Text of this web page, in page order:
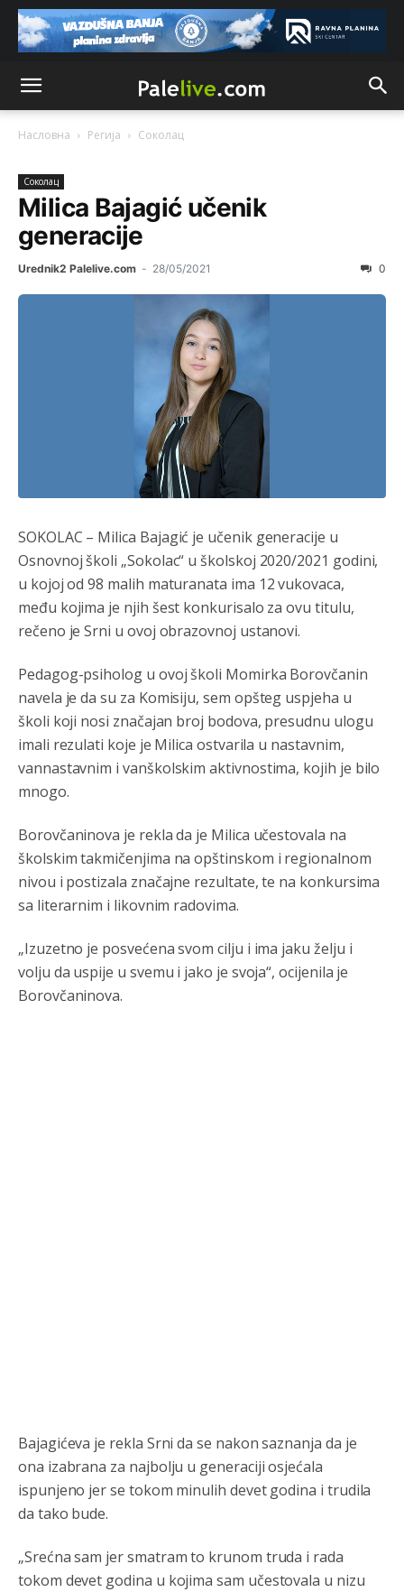
Насловна Регија Соколац
Соколац
Milica Bajagić učenik
generacije
Urednik2 Palelive.com - 28/05/2021 0
SOKOLAC – Milica Bajagić je učenik generacije u
Osnovnoj školi „Sokolac“ u školskoj 2020/2021 godini,
u kojoj od 98 malih maturanata ima 12 vukovaca,
među kojima je njih šest konkurisalo za ovu titulu,
rečeno je Srni u ovoj obrazovnoj ustanovi.
Pedagog-psiholog u ovoj školi Momirka Borovčanin
navela je da su za Komisiju, sem opšteg uspjeha u
školi koji nosi značajan broj bodova, presudnu ulogu
imali rezulati koje je Milica ostvarila u nastavnim,
vannastavnim i vanškolskim aktivnostima, kojih je bilo
mnogo.
Borovčaninova je rekla da je Milica učestovala na
školskim takmičenjima na opštinskom i regionalnom
nivou i postizala značajne rezultate, te na konkursima
sa literarnim i likovnim radovima.
„Izuzetno je posvećena svom cilju i ima jaku želju i
volju da uspije u svemu i jako je svoja“, ocijenila je
Borovčaninova.
Bajagićeva je rekla Srni da se nakon saznanja da je
ona izabrana za najbolju u generaciji osjećala
ispunjeno jer se tokom minulih devet godina i trudila
da tako bude.
„Srećna sam jer smatram to krunom truda i rada
tokom devet godina u kojima sam učestovala u nizu
Анонимно2806552
Анонимно2806721 јуче 6:37